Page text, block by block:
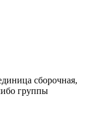
сборочная,
группы